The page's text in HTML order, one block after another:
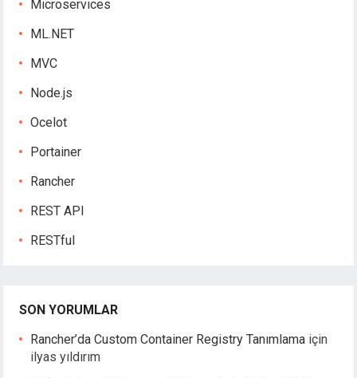
Microservices
ML.NET
MVC
Node.js
Ocelot
Portainer
Rancher
REST API
RESTful
SON YORUMLAR
Rancher’da Custom Container Registry Tanımlama için
ilyas yıldırım